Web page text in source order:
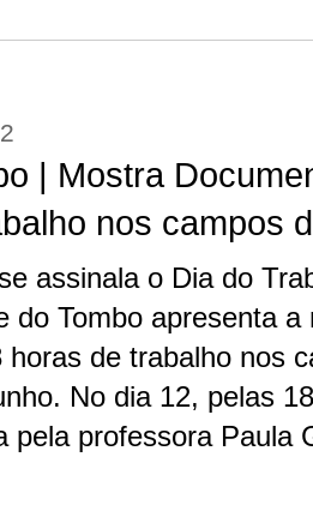
| Mostra
nos campos
assinala o Dia do
do Tombo apresenta
horas de trabalho nos
No dia 12, pelas
pela professora Paula